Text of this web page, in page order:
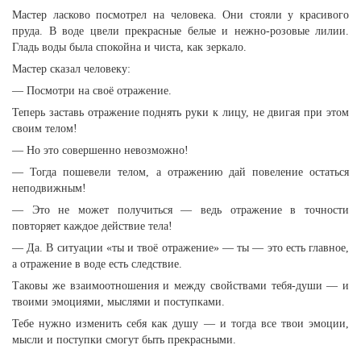
Мастер ласково посмотрел на человека. Они стояли у красивого
пруда. В воде цвели прекрасные белые и нежно-розовые лилии.
Гладь воды была спокойна и чиста, как зеркало.
Мастер сказал человеку:
— Посмотри на своё отражение.
Теперь заставь отражение поднять руки к лицу, не двигая при этом
своим телом!
— Но это совершенно невозможно!
— Тогда пошевели телом, а отражению дай повеление остаться
неподвижным!
— Это не может получиться — ведь отражение в точности
повторяет каждое действие тела!
— Да. В ситуации «ты и твоё отражение» — ты — это есть главное,
а отражение в воде есть следствие.
Таковы же взаимоотношения и между свойствами тебя-души — и
твоими эмоциями, мыслями и поступками.
Тебе нужно изменить себя как душу — и тогда все твои эмоции,
мысли и поступки смогут быть прекрасными.